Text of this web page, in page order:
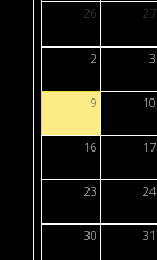
26 27
2 3
9 10
16 17
23 24
30 31